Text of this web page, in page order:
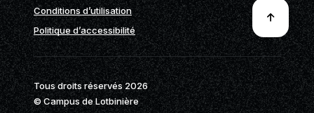
Conditions d’utilisation
Politique d’accessibilité
Tous droits réservés 2026
© Campus de Lotbinière